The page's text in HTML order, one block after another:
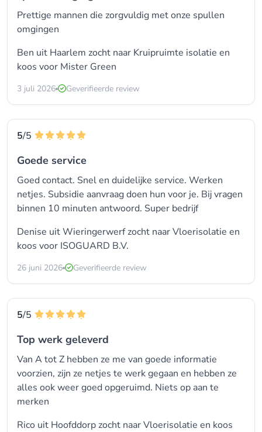
Prettige mannen die zorgvuldig met onze spullen
omgingen
Ben uit Haarlem zocht naar Kruipruimte isolatie en
koos voor Mister Green
3 juli 2026 Geverifieerde review
5/5
Goede service
Goed contact. Snel en duidelijke service. Werken
netjes. Subsidie aanvraag doen hun voor je. Bij vragen
binnen 10 minuten antwoord. Super bedrijf
Denise uit Wieringerwerf zocht naar Vloerisolatie en
koos voor ISOGUARD B.V.
26 juni 2026 Geverifieerde review
5/5
Top werk geleverd
Van A tot Z hebben ze me van goede informatie
voorzien, zijn ze netjes te werk gegaan en hebben ze
alles ook weer goed opgeruimd. Niets op aan te
merken
Rico uit Hoofddorp zocht naar Vloerisolatie en koos